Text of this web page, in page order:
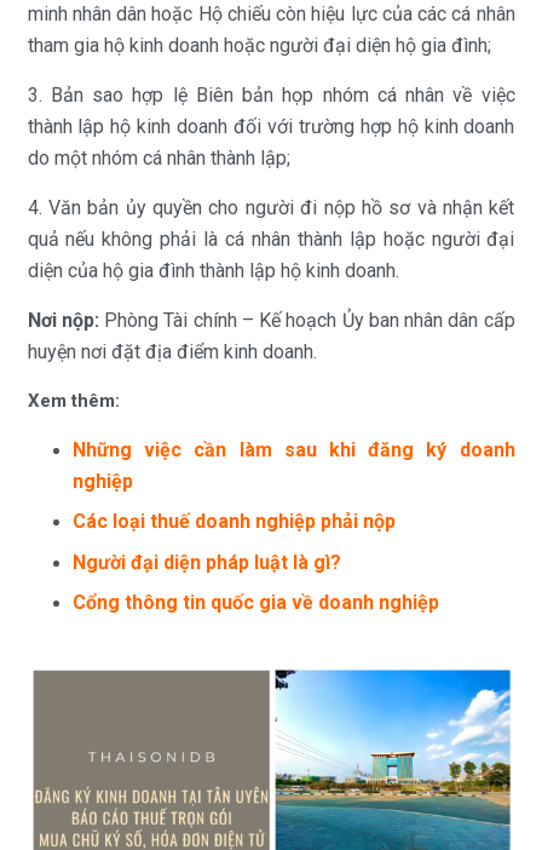
minh nhân dân hoặc Hộ chiếu còn hiệu lực của các cá nhân
tham gia hộ kinh doanh hoặc người đại diện hộ gia đình;
3. Bản sao hợp lệ Biên bản họp nhóm cá nhân về việc
thành lập hộ kinh doanh đối với trường hợp hộ kinh doanh
do một nhóm cá nhân thành lập;
4. Văn bản ủy quyền cho người đi nộp hồ sơ và nhận kết
quả nếu không phải là cá nhân thành lập hoặc người đại
diện của hộ gia đình thành lập hộ kinh doanh.
Nơi nộp: Phòng Tài chính – Kế hoạch Ủy ban nhân dân cấp
huyện nơi đặt địa điểm kinh doanh.
Xem thêm:
Những việc cần làm sau khi đăng ký doanh
nghiệp
Các loại thuế doanh nghiệp phải nộp
Người đại diện pháp luật là gì?
Cổng thông tin quốc gia về doanh nghiệp